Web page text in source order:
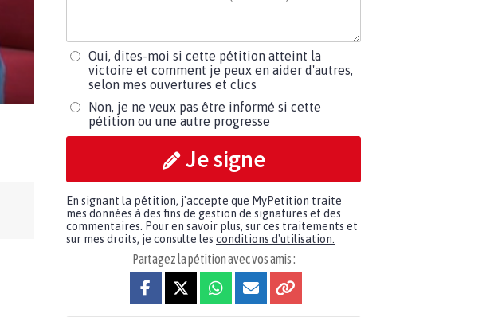
Oui, dites-moi si cette pétition atteint la
victoire et comment je peux en aider d'autres,
selon mes ouvertures et clics
Non, je ne veux pas être informé si cette
pétition ou une autre progresse
Je signe
En signant la pétition, j'accepte que MyPetition traite
mes données à des fins de gestion de signatures et des
commentaires. Pour en savoir plus, sur ces traitements et
sur mes droits, je consulte les conditions d'utilisation.
Partagez la pétition avec vos amis :